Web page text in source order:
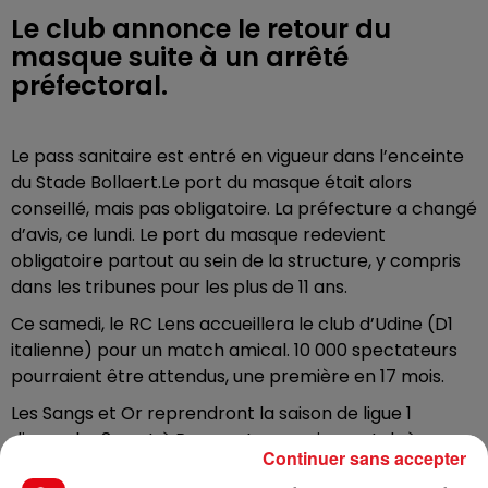
Le club annonce le retour du
masque suite à un arrêté
préfectoral.
Le pass sanitaire est entré en vigueur dans l’enceinte
du Stade Bollaert.Le port du masque était alors
conseillé, mais pas obligatoire. La préfecture a changé
d’avis, ce lundi. Le port du masque redevient
obligatoire partout au sein de la structure, y compris
dans les tribunes pour les plus de 11 ans.
Ce samedi, le RC Lens accueillera le club d’Udine (D1
italienne) pour un match amical. 10 000 spectateurs
pourraient être attendus, une première en 17 mois.
Les Sangs et Or reprendront la saison de ligue 1
dimanche 8 aout à Rennes. Le premier match à
domicile aura lieu le 15 aout, face à Saint-Etienne.
Continuer sans accepter